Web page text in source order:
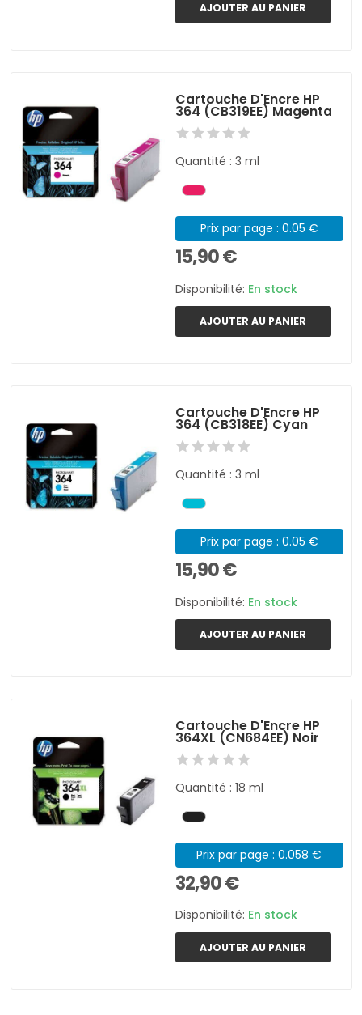
AJOUTER AU PANIER
Cartouche D'Encre HP
364 (CB319EE) Magenta
Quantité : 3 ml
Prix par page : 0.05 €
15,90 €
Disponibilité: En stock
AJOUTER AU PANIER
Cartouche D'Encre HP
364 (CB318EE) Cyan
Quantité : 3 ml
Prix par page : 0.05 €
15,90 €
Disponibilité: En stock
AJOUTER AU PANIER
Cartouche D'Encre HP
364XL (CN684EE) Noir
Quantité : 18 ml
Prix par page : 0.058 €
32,90 €
Disponibilité: En stock
AJOUTER AU PANIER